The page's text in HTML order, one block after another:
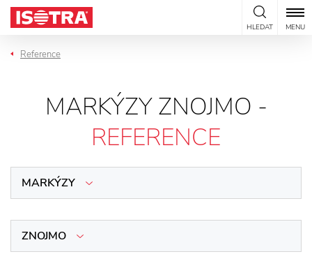
Přeskočit na obsah
HLEDAT MENU
Reference
MARKÝZY ZNOJMO -
REFERENCE
MARKÝZY
ZNOJMO